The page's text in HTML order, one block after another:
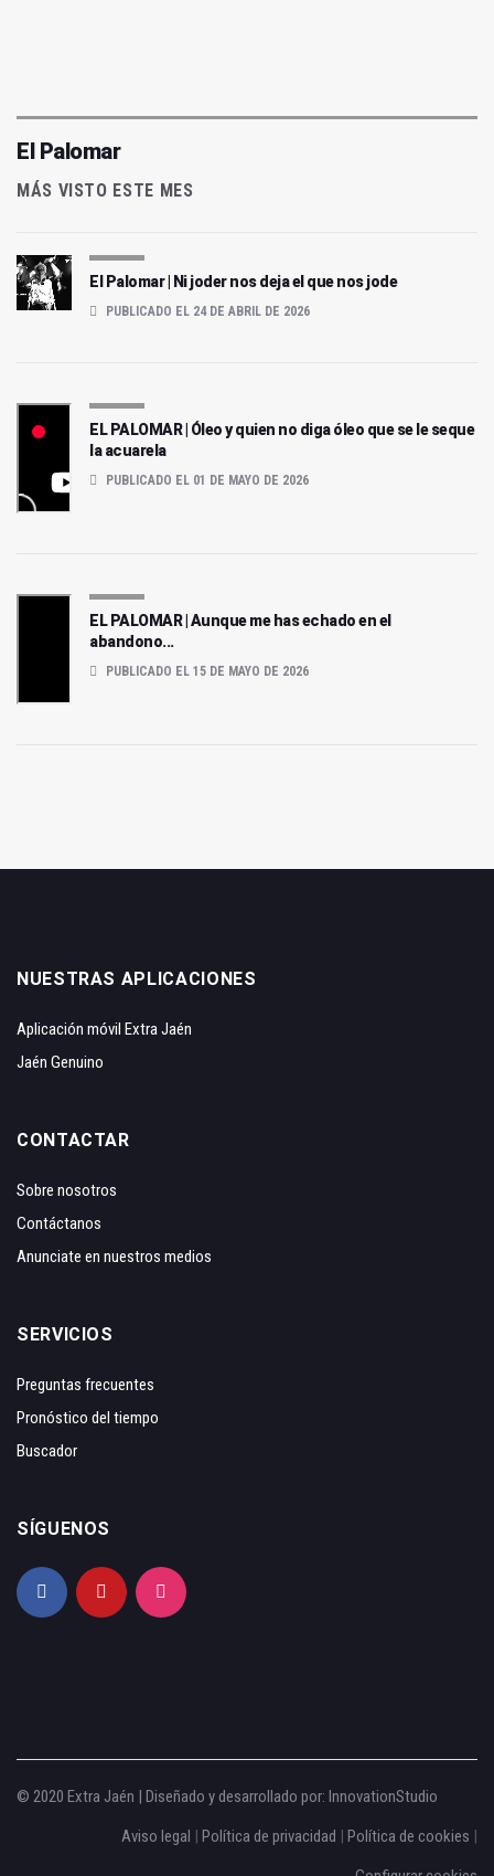
El Palomar
MÁS VISTO ESTE MES
El Palomar | Ni joder nos deja el que nos jode
PUBLICADO EL 24 DE ABRIL DE 2026
EL PALOMAR | Óleo y quien no diga óleo que se le seque
la acuarela
PUBLICADO EL 01 DE MAYO DE 2026
EL PALOMAR | Aunque me has echado en el
abandono...
PUBLICADO EL 15 DE MAYO DE 2026
NUESTRAS APLICACIONES
Aplicación móvil Extra Jaén
Jaén Genuino
CONTACTAR
Sobre nosotros
Contáctanos
Anunciate en nuestros medios
SERVICIOS
Preguntas frecuentes
Pronóstico del tiempo
Buscador
SÍGUENOS
© 2020 Extra Jaén | Diseñado y desarrollado por: InnovationStudio
Aviso legal | Política de privacidad | Política de cookies |